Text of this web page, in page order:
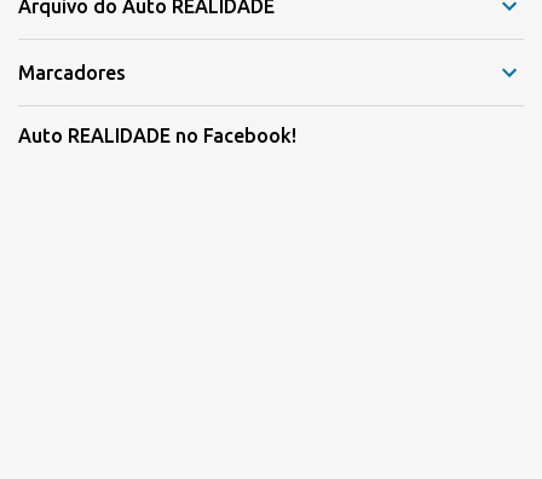
Arquivo do Auto REALIDADE
Marcadores
Auto REALIDADE no Facebook!